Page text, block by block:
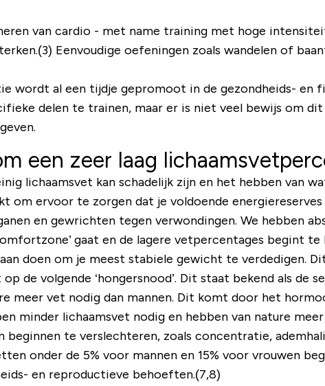
van cardio - met name training met hoge
Eenvoudige oefeningen zoals wandelen of
wordt al een tijdje gepromoot in de gezondheids- en
delen te trainen, maar er is niet veel bewijs om
een ​​zeer laag
lichaamsvet kan schadelijk zijn en het hebben van
om ervoor te zorgen dat je voldoende
en gewrichten tegen verwondingen. We hebben
gaat en de lagere vetpercentages begint
doen om je meest stabiele gewicht te
de volgende ‘hongersnood’. Dit staat bekend als de
meer vet nodig dan mannen. Dit komt door het
minder lichaamsvet nodig en hebben van nature
beginnen te verslechteren, zoals concentratie,
onder de 5% voor mannen en 15% voor vrouwen
en reproductieve behoeften.(7,8)